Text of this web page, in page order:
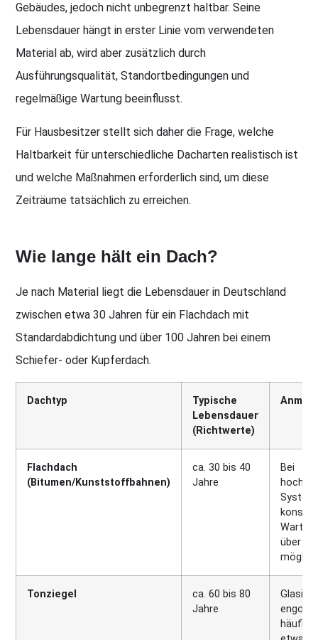
Gebäudes, jedoch nicht unbegrenzt haltbar. Seine
Lebensdauer hängt in erster Linie vom verwendeten
Material ab, wird aber zusätzlich durch
Ausführungsqualität, Standortbedingungen und
regelmäßige Wartung beeinflusst.
Für Hausbesitzer stellt sich daher die Frage, welche
Haltbarkeit für unterschiedliche Dacharten realistisch ist
und welche Maßnahmen erforderlich sind, um diese
Zeiträume tatsächlich zu erreichen.
Wie lange hält ein Dach?
Je nach Material liegt die Lebensdauer in Deutschland
zwischen etwa 30 Jahren für ein Flachdach mit
Standardabdichtung und über 100 Jahren bei einem
Schiefer- oder Kupferdach.
Dachtyp
Typische
Lebensdauer
(Richtwerte)
Flachdach
(Bitumen/Kunststoffbahnen)
ca. 30 bis 40
Jahre
Bei
über
Tonziegel
ca. 60 bis 80
Jahre
häufig